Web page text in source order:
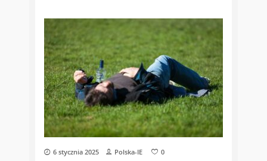
6 stycznia 2025 Polska-IE 0